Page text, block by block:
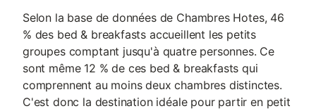
Selon la base de données de Chambres Hotes, 46
% des bed & breakfasts accueillent les petits
groupes comptant jusqu'à quatre personnes. Ce
sont même 12 % de ces bed & breakfasts qui
comprennent au moins deux chambres distinctes.
C'est donc la destination idéale pour partir en petit